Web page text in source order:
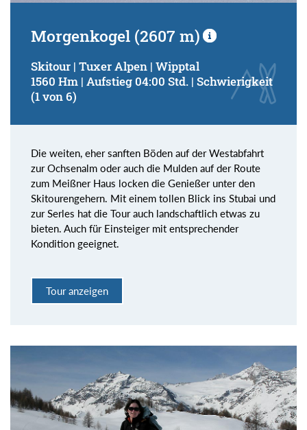
Morgenkogel (2607 m)
Skitour | Tuxer Alpen | Wipptal
1560 Hm | Aufstieg 04:00 Std. | Schwierigkeit
(1 von 6)
Die weiten, eher sanften Böden auf der Westabfahrt
zur Ochsenalm oder auch die Mulden auf der Route
zum Meißner Haus locken die Genießer unter den
Skitourengehern. Mit einem tollen Blick ins Stubai und
zur Serles hat die Tour auch landschaftlich etwas zu
bieten. Auch für Einsteiger mit entsprechender
Kondition geeignet.
Tour anzeigen